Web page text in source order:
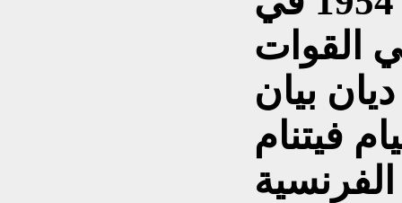
القوات
بيان
فيتنام
الفرنسية